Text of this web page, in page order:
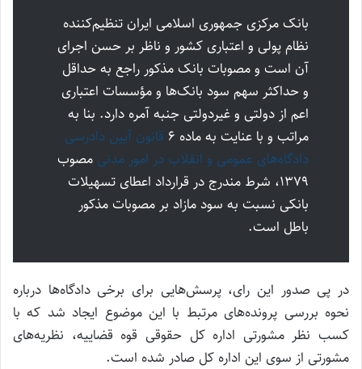
بانک مرکزی جمهوری اسلامی ایران تنظیم‌کننده
نظام پولی و اعتباری کشور و ناظر بر حسن اجرای
آن است و مصوبات بانک مذکور راجع به حداقل
و حداکثر سهم سود بانک‌ها و مؤسسات اعتباری
اعم از دولتی و غیردولتی جنبه آمره دارد. بنا به
مراتب و با عنایت به ماده ۶
قانون آیین دادرسی
دادگاه‌های عمومی و انقلاب در امور مدنی مصوب
۱۳۷۹، شرط مندرج در قرارداد اعطای تسهیلات
بانکی نسبت به سود مازاد بر مصوبات مذکور
باطل است.
در پی صدور این رای، پرسش‌هایی برای برخی دادگاه‌ها درباره
نحوه بررسی پرونده‌های مرتبط با این موضوع ایجاد شد که با
کسب نظر مشورتی اداره کل حقوقی قوه قضاییه، نظریه‌های
مشورتی از سوی این اداره کل صادر شده است.